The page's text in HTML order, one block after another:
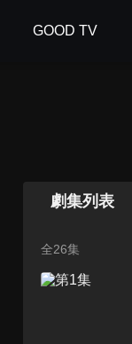
GOOD TV
劇集列表
全26集